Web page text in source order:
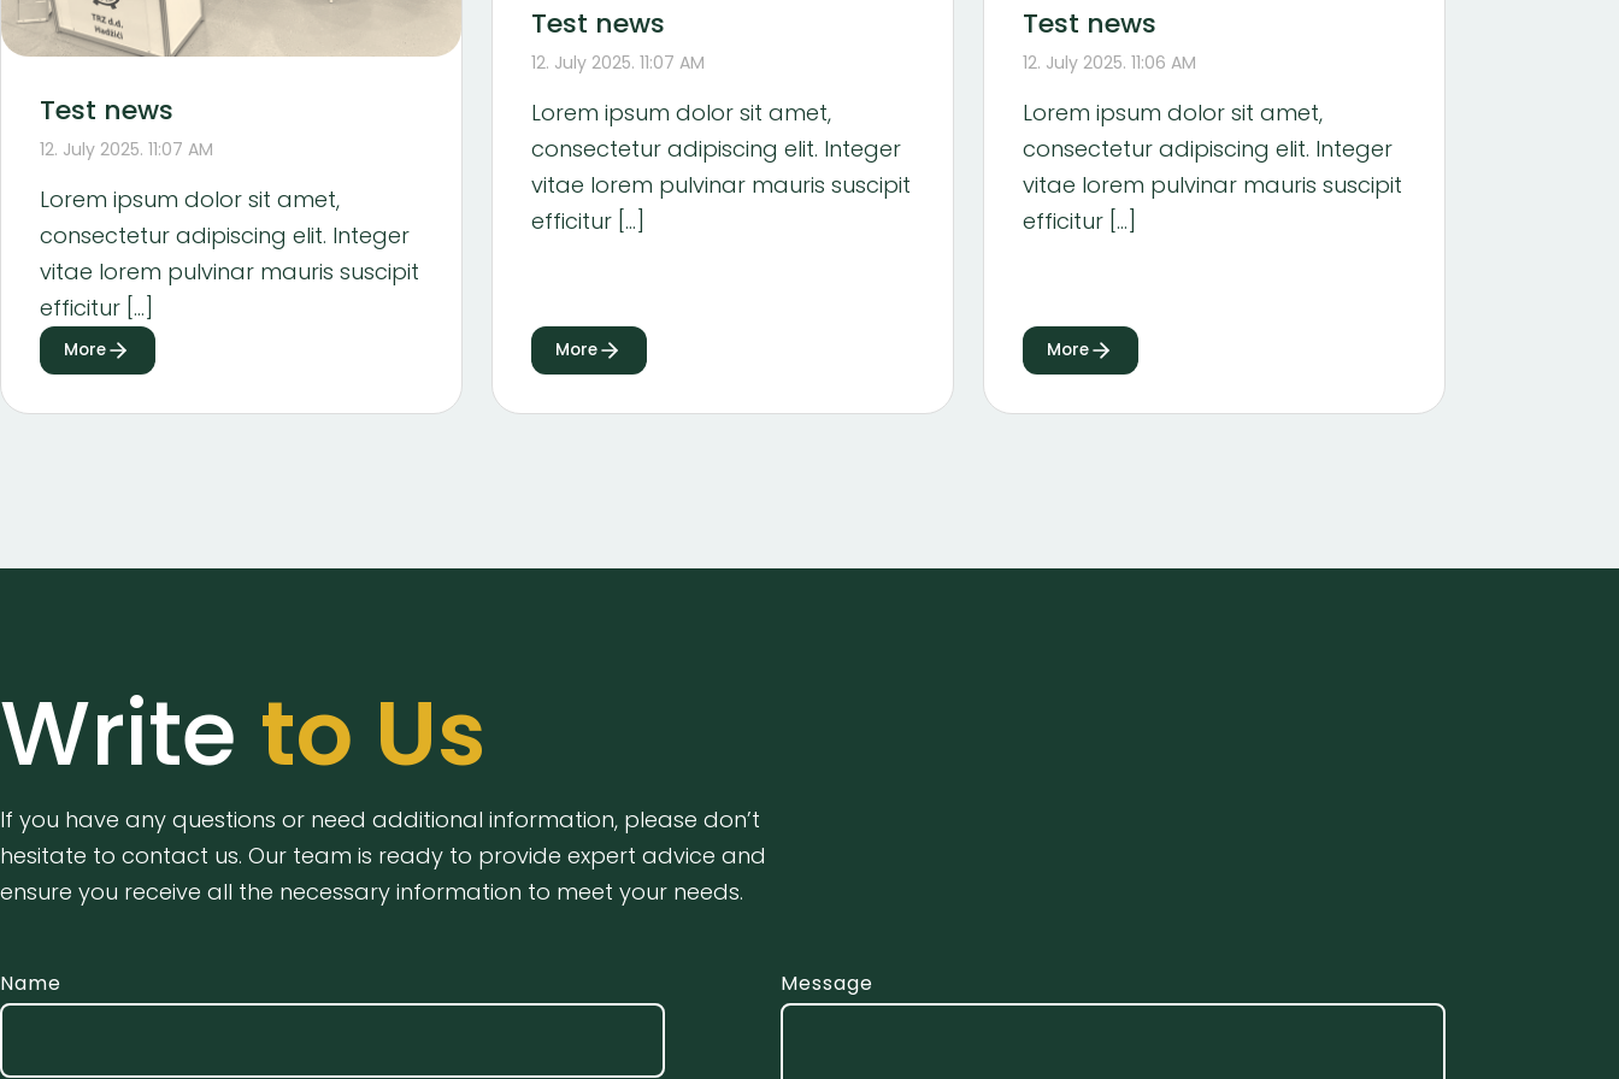
Test news
12. July 2025. 11:07 AM
Lorem ipsum dolor sit amet,
consectetur adipiscing elit. Integer
vitae lorem pulvinar mauris suscipit
efficitur […]
More
Test news
12. July 2025. 11:07 AM
Lorem ipsum dolor sit amet,
consectetur adipiscing elit. Integer
vitae lorem pulvinar mauris suscipit
efficitur […]
More
Test news
12. July 2025. 11:06 AM
Lorem ipsum dolor sit amet,
consectetur adipiscing elit. Integer
vitae lorem pulvinar mauris suscipit
efficitur […]
More
Write to Us
If you have any questions or need additional information, please don’t
hesitate to contact us. Our team is ready to provide expert advice and
ensure you receive all the necessary information to meet your needs.
Name Message